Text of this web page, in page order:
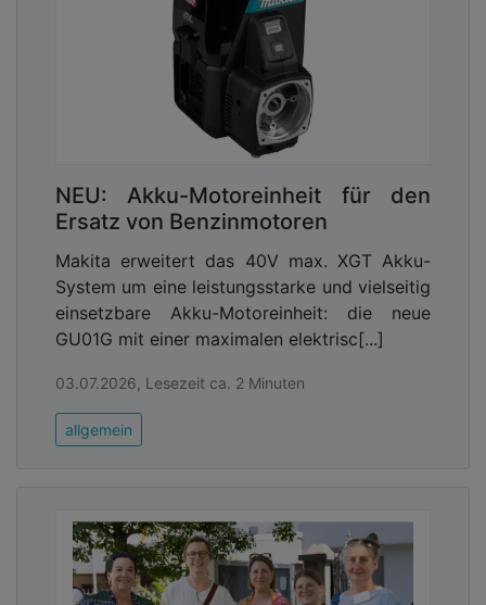
NEU: Akku-Motoreinheit für den
Ersatz von Benzinmotoren
Makita erweitert das 40V max. XGT Akku-
System um eine leistungsstarke und vielseitig
einsetzbare Akku-Motoreinheit: die neue
GU01G mit einer maximalen elektrisc[...]
03.07.2026, Lesezeit ca. 2 Minuten
allgemein